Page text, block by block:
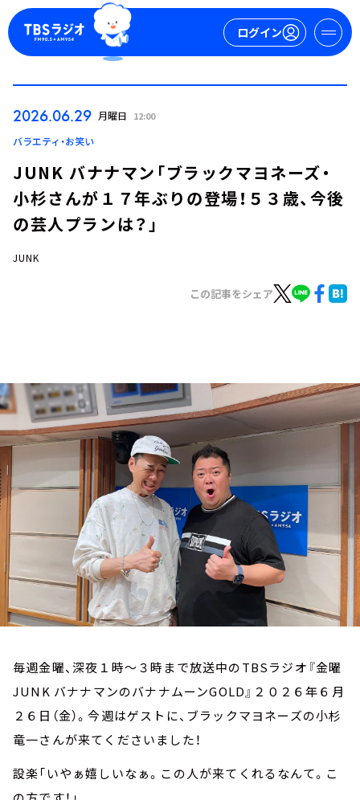
ログイン
ログイン
イベント・グッズ
YouTube
会社情報
2026.06.29 月曜日 12:00
バラエティ・お笑い
JUNK バナナマン「ブラックマヨネーズ・
小杉さんが１７年ぶりの登場！５３歳、今後
の芸人プランは？」
JUNK
この記事をシェア
毎週金曜、深夜１時～３時まで放送中のTBSラジオ『金曜
JUNK バナナマンのバナナムーンGOLD』２０２６年６月
２６日（金）。今週はゲストに、ブラックマヨネーズの小杉
竜一さんが来てくださいました！
設楽「いやぁ嬉しいなぁ。この人が来てくれるなんて。こ